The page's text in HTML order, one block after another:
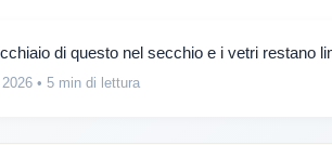
di questo nel secchio e i vetri restano
• 5 min di lettura